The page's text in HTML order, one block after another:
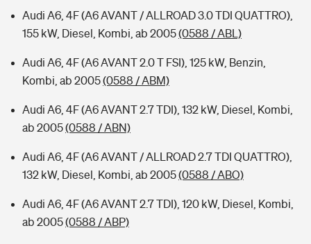
Audi A6, 4F (A6 AVANT / ALLROAD 3.0 TDI QUATTRO),
155 kW, Diesel, Kombi, ab 2005(0588 / ABL)
Audi A6, 4F (A6 AVANT 2.0 T FSI), 125 kW, Benzin,
Kombi, ab 2005(0588 / ABM)
Audi A6, 4F (A6 AVANT 2.7 TDI), 132 kW, Diesel, Kombi,
ab 2005(0588 / ABN)
Audi A6, 4F (A6 AVANT / ALLROAD 2.7 TDI QUATTRO),
132 kW, Diesel, Kombi, ab 2005(0588 / ABO)
Audi A6, 4F (A6 AVANT 2.7 TDI), 120 kW, Diesel, Kombi,
ab 2005(0588 / ABP)